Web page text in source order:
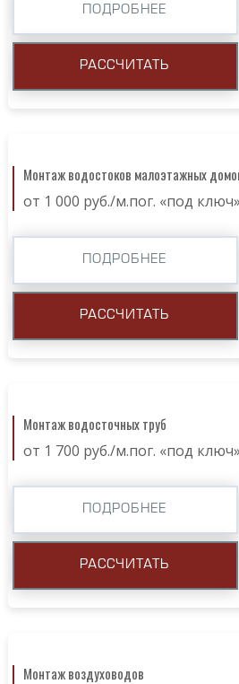
ПОДРОБНЕЕ
РАССЧИТАТЬ
Монтаж водостоков малоэтажных
от 1 000 руб./м.пог. «под ключ»
ПОДРОБНЕЕ
РАССЧИТАТЬ
Монтаж водосточных труб
от 1 700 руб./м.пог. «под ключ»
ПОДРОБНЕЕ
РАССЧИТАТЬ
Монтаж воздуховодов